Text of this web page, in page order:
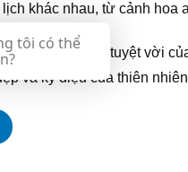
khác nhau, từ cảnh
đến vẻ đẹp tuyệt vời
và kỳ diệu của thiên
tôi có thể